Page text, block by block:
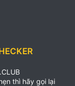
thì hãy gọi lại